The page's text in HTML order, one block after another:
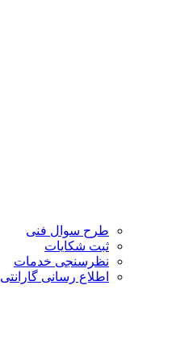
طرح سوال فنی
ثبت شکایات
نظرسنجی خدمات
اطلاع رسانی گارانتی